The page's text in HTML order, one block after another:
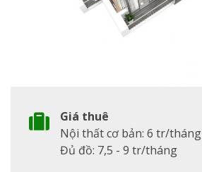
Giá thuê
Nội thất cơ bản: 6 tr/tháng
Đủ đồ: 7,5 - 9 tr/tháng